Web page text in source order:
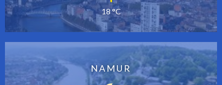
18 °C
NAMUR